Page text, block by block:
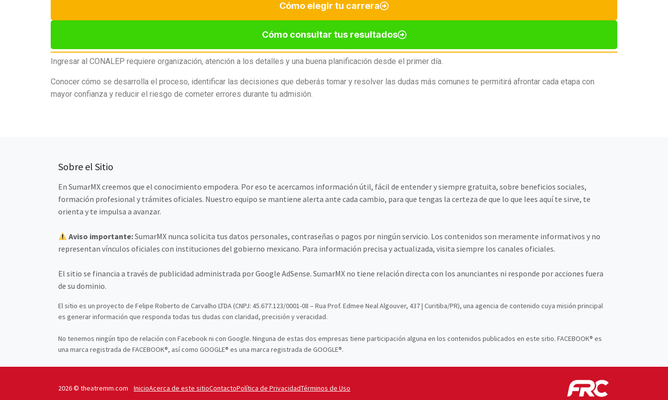
Cómo elegir tu carrera
Cómo consultar tus resultados
Ingresar al CONALEP requiere organización, atención a los detalles y una buena planificación desde el primer día.
Conocer cómo se desarrolla el proceso, identificar las decisiones que deberás tomar y resolver las dudas más comunes te permitirá afrontar cada etapa con
mayor confianza y reducir el riesgo de cometer errores durante tu admisión.
Sobre el Sitio
En SumarMX creemos que el conocimiento empodera. Por eso te acercamos información útil, fácil de entender y siempre gratuita, sobre beneficios sociales,
formación profesional y trámites oficiales. Nuestro equipo se mantiene alerta ante cada cambio, para que tengas la certeza de que lo que lees aquí te sirve, te
orienta y te impulsa a avanzar.
Aviso importante:SumarMX nunca solicita tus datos personales, contraseñas o pagos por ningún servicio. Los contenidos son meramente informativos y no
representan vínculos oficiales con instituciones del gobierno mexicano. Para información precisa y actualizada, visita siempre los canales oficiales.
El sitio se financia a través de publicidad administrada por Google AdSense. SumarMX no tiene relación directa con los anunciantes ni responde por acciones fuera
de su dominio.
El sitio es un proyecto de Felipe Roberto de Carvalho LTDA (CNPJ: 45.677.123/0001-08 – Rua Prof. Edmee Neal Algouver, 437 | Curitiba/PR), una agencia de contenido cuya misión principal
es generar información que responda todas tus dudas con claridad, precisión y veracidad.
No tenemos ningún tipo de relación con Facebook ni con Google. Ninguna de estas dos empresas tiene participación alguna en los contenidos publicados en este sitio. FACEBOOK® es
una marca registrada de FACEBOOK®, así como GOOGLE® es una marca registrada de GOOGLE®.
2026 © theatremm.com InicioAcerca de este sitioContactoPolítica de PrivacidadTérminos de Uso